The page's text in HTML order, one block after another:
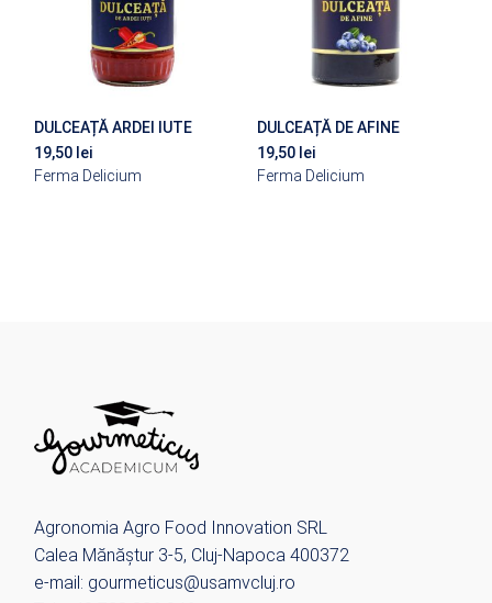
DULCEAȚĂ ARDEI IUTE
19,50 lei
Ferma Delicium
DULCEAȚĂ DE AFINE
19,50 lei
Ferma Delicium
Agronomia Agro Food Innovation SRL
Calea Mănăștur 3-5, Cluj-Napoca 400372
e-mail: gourmeticus@usamvcluj.ro